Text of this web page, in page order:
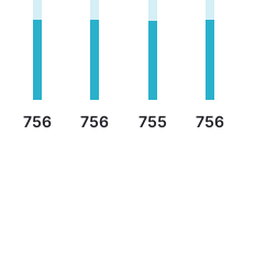
756 756 755 756